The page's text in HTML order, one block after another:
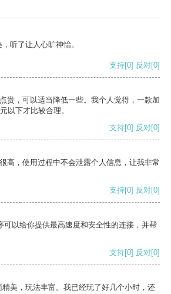
听了让人心旷神怡。
支持[0] 反对[0]
贵，可以适当降低一些。我个人觉得，一款加
以下才比较合理。
支持[0] 反对[0]
高，使用过程中不会泄露个人信息，让我非常
支持[0] 反对[0]
可以给你提供最高速度和安全性的连接，并帮
支持[0] 反对[0]
美，玩法丰富。我已经玩了好几个小时，还